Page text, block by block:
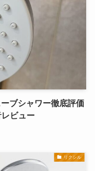
ブシャワー徹底評価
レビュー
リクシル